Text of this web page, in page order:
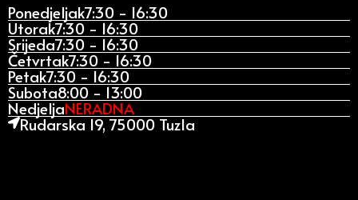
Ponedjeljak7:30 - 16:30
Utorak7:30 - 16:30
Srijeda7:30 - 16:30
Četvrtak7:30 - 16:30
Petak7:30 - 16:30
Subota8:00 - 13:00
NedjeljaNERADNA
Rudarska 19, 75000 Tuzla